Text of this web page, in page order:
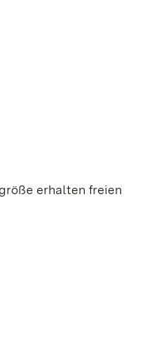
erhalten freien